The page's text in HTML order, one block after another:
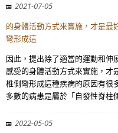
2021-07-05
的身體活動方式來實施，才是最
彎形成這
因此，提出除了適當的運動和伸
感受的身體活動方式來實施，才
椎側彎形成這種疾病的原因有很
多數的病患是屬於「自發性脊柱
2022-05-05